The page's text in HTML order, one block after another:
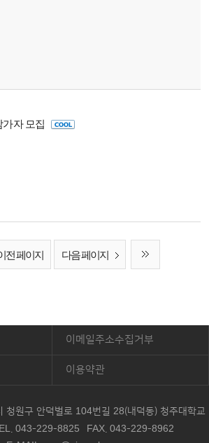
자 모집
전 페이지 다음 페이지
이메일주소수집거부
이용약관
청원구 안덕벌로 104번길 28(내덕동) 청주대학교
043-229-8825
FAX. 043-229-8962